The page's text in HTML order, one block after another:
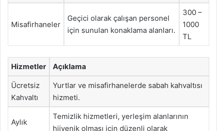
Misafirhaneler
Geçici olarak çalışan personel
için sunulan konaklama alanları.
300 –
1000
TL
Hizmetler Açıklama
Ücretsiz
Kahvaltı
Yurtlar ve misafirhanelerde sabah kahvaltısı
hizmeti.
Aylık
Temizlik hizmetleri, yerleşim alanlarının
hijyenik olması için düzenli olarak